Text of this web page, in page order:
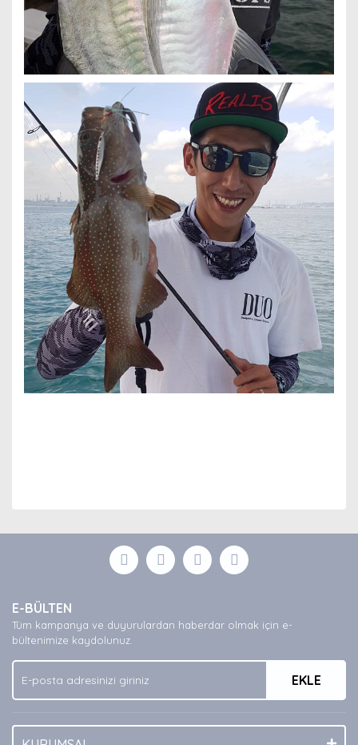
Yorum Yaz
formunu kullanarak tarafımıza iletebilirsiniz.
Görüş ve önerileriniz için teşekkür ederiz.
Ürün açıklamasında eksik bilgiler bulunuyor.
Ürün bilgilerinde hatalar bulunuyor.
Bu ürüne benzer farklı alternatifler olmalı.
E-BÜLTEN
Tüm kampanya ve duyurulardan haberdar olmak için e-
bültenimize kaydolunuz.
EKLE